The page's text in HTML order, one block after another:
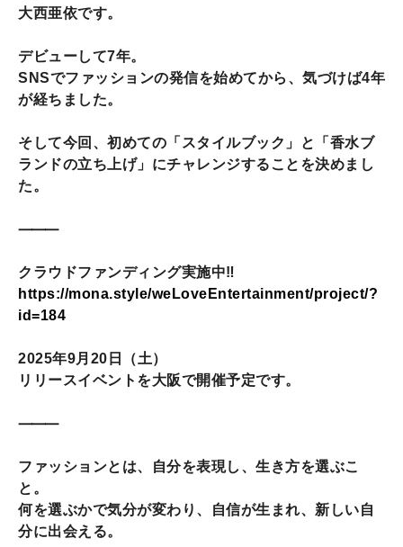
大西亜依です。
デビューして7年。
SNSでファッションの発信を始めてから、気づけば4年
が経ちました。
そして今回、初めての「スタイルブック」と「香水ブ
ランドの立ち上げ」にチャレンジすることを決めまし
た。
⸻
クラウドファンディング実施中‼️
https://mona.style/weLoveEntertainment/project/?
id=184
2025年9月20日（土）
リリースイベントを大阪で開催予定です。
⸻
ファッションとは、自分を表現し、生き方を選ぶこ
と。
何を選ぶかで気分が変わり、自信が生まれ、新しい自
分に出会える。